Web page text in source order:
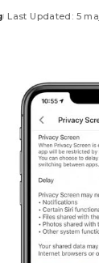
Last Updated: 5